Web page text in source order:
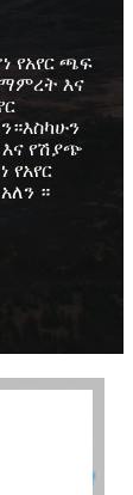
የአየር ጫፍ
ማምረት እና
የሽያጭ
የአየር
።